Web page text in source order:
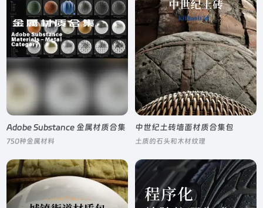
Adobe Substance 金属材质合集
750种金属材料
中世纪土砖墙面材质合集包
土质的石头和木材纹理